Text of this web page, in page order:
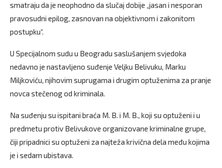
smatraju da je neophodno da slučaj dobije „jasan i nesporan
pravosudni epilog, zasnovan na objektivnom i zakonitom
postupku“.
U Specijalnom sudu u Beogradu saslušanjem svjedoka
nedavno je nastavljeno suđenje Veljku Belivuku, Marku
Miljkoviću, njihovim suprugama i drugim optuženima za pranje
novca stečenog od kriminala.
Na suđenju su ispitani braća M. B. i M. B., koji su optuženi i u
predmetu protiv Belivukove organizovane kriminalne grupe,
čiji pripadnici su optuženi za najteža krivična dela među kojima
je i sedam ubistava.